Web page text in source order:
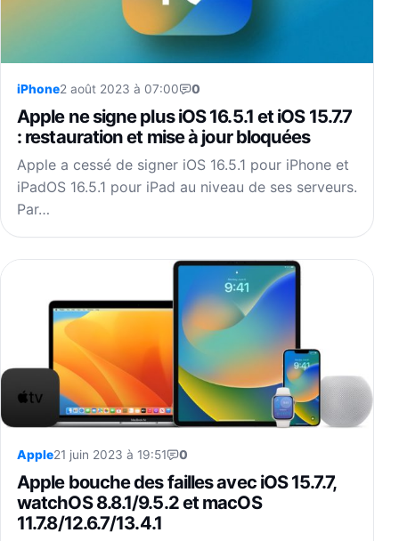
iPhone2 août 2023 à 07:00 0
Apple ne signe plus iOS 16.5.1 et iOS 15.7.7
: restauration et mise à jour bloquées
Apple a cessé de signer iOS 16.5.1 pour iPhone et
iPadOS 16.5.1 pour iPad au niveau de ses serveurs.
Par…
Apple21 juin 2023 à 19:51 0
Apple bouche des failles avec iOS 15.7.7,
watchOS 8.8.1/9.5.2 et macOS
11.7.8/12.6.7/13.4.1